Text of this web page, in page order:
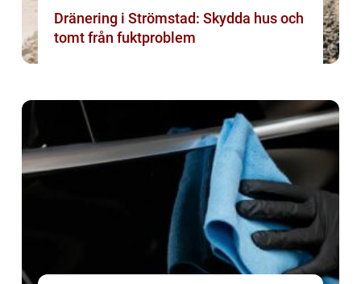
Dränering i Strömstad: Skydda hus och
tomt från fuktproblem